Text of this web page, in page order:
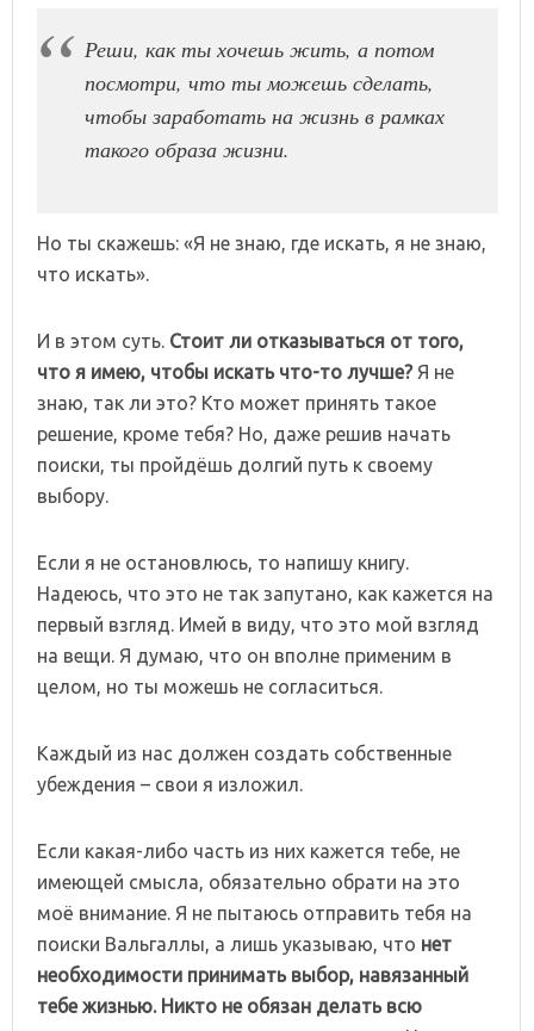
Реши, как ты хочешь жить, а потом
посмотри, что ты можешь сделать,
чтобы заработать на жизнь в рамках
такого образа жизни.
Но ты скажешь: «Я не знаю, где искать, я не знаю,
что искать».
И в этом суть. Стоит ли отказываться от того,
что я имею, чтобы искать что-то лучше?Я не
знаю, так ли это? Кто может принять такое
решение, кроме тебя? Но, даже решив начать
поиски, ты пройдёшь долгий путь к своему
выбору.
Если я не остановлюсь, то напишу книгу.
Надеюсь, что это не так запутано, как кажется на
первый взгляд. Имей в виду, что это мой взгляд
на вещи. Я думаю, что он вполне применим в
целом, но ты можешь не согласиться.
Каждый из нас должен создать собственные
убеждения – свои я изложил.
Если какая-либо часть из них кажется тебе, не
имеющей смысла, обязательно обрати на это
моё внимание. Я не пытаюсь отправить тебя на
поиски Вальгаллы, а лишь указываю, что нет
необходимости принимать выбор, навязанный
тебе жизнью. Никто не обязан делать всю